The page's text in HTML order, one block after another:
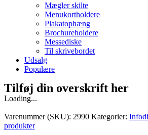
Mægler skilte
Menukortholdere
Plakatophæng
Brochureholdere
Messediske
Til skrivebordet
Udsalg
Populære
Tilføj din overskrift her
Loading...
Varenummer (SKU): 2990 Kategorier:
produkter